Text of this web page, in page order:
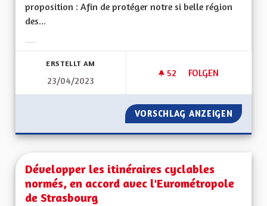
proposition : Afin de protéger notre si belle région
des...
ERSTELLT AM
23/04/2023
52 52 FOLLOWER
FOLGEN
CIRCULER EN TER
VORSCHLAG ANZEIGEN
Développer les itinéraires cyclables
normés, en accord avec l'Eurométropole
de Strasbourg